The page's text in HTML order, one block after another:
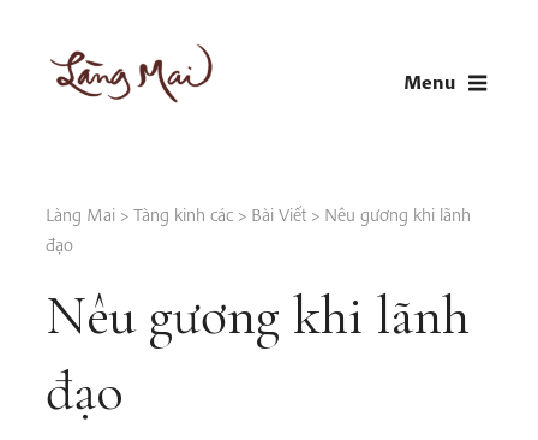
content
Menu
Làng Mai > Tàng kinh các > Bài Viết > Nêu gương khi lãnh
đạo
Nêu gương khi lãnh
đạo